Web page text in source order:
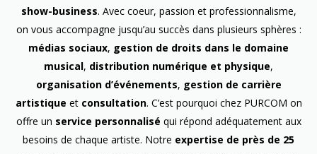
show-business. Avec coeur, passion et professionnalisme,
on vous accompagne jusqu’au succès dans plusieurs sphères :
médias sociaux, gestion de droits dans le domaine
musical, distribution numérique et physique,
organisation d’événements, gestion de carrière
artistique etconsultation. C’est pourquoi chez PURCOM on
offre un service personnalisé qui répond adéquatement aux
besoins de chaque artiste. Notre expertise de près de 25